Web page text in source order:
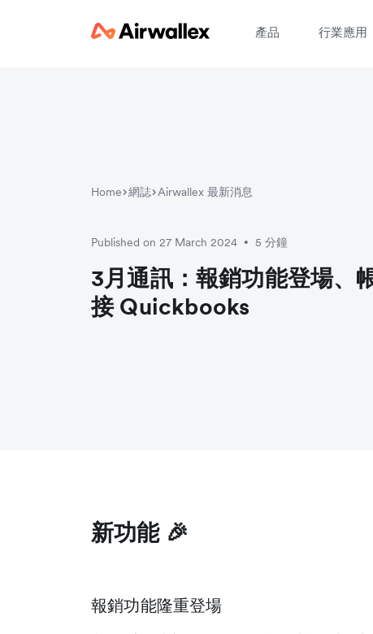
產品 行業應用
Home 網誌 Airwallex 最新消息
Published on 27 March 2024 • 5 分鐘
3月通訊：報銷功能登場、
接 Quickbooks
新功能 🎉
報銷功能隆重登場